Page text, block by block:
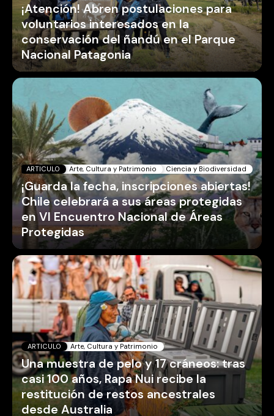
¡Atención! Abren postulaciones para
voluntarios interesados en la
conservación del ñandú en el Parque
Nacional Patagonia
ARTICULO Arte, Cultura y Patrimonio Ciencia y Biodiversidad
¡Guarda la fecha, inscripciones abiertas!
Chile celebrará a sus áreas protegidas
en VI Encuentro Nacional de Áreas
Protegidas
ARTICULO Arte, Cultura y Patrimonio
Una muestra de pelo y 17 cráneos: tras
casi 100 años, Rapa Nui recibe la
restitución de restos ancestrales
desde Australia